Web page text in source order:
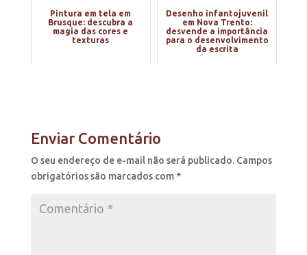
Pintura em tela em
Brusque: descubra a
magia das cores e
texturas
Desenho infantojuvenil
em Nova Trento:
desvende a importância
para o desenvolvimento
da escrita
Enviar Comentário
O seu endereço de e-mail não será publicado. Campos
obrigatórios são marcados com *